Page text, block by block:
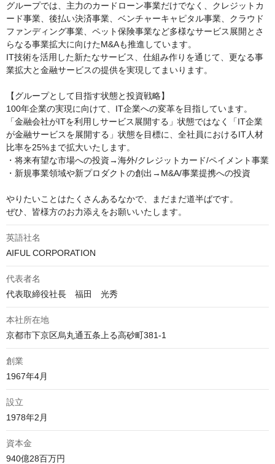
グループでは、主力のカードローン事業だけでなく、クレジットカ
ード事業、後払い決済事業、ベンチャーキャピタル事業、クラウド
ファンディング事業、ペット保険事業など多様なサービス展開とさ
らなる事業拡大に向けたM&Aも推進しています。
IT技術を活用した新たなサービス、仕組み作りを通じて、更なる事
業拡大と金融サービスの提供を実現してまいります。
【グループとして目指す状態と投資戦略】
100年企業の実現に向けて、IT企業への変革を目指しています。
「金融会社がITを利用しサービス展開する」状態ではなく「IT企業
が金融サービスを展開する」状態を目標に、全社員におけるIT人材
比率を25%まで拡大いたします。
・将来有望な市場への投資→海外/クレジットカード/ペイメント事業
・新規事業領域や新プロダクトの創出→M&A/事業提携への投資
やりたいことはたくさんあるなかで、まだまだ道半ばです。
ぜひ、皆様方のお力添えをお願いいたします。
英語社名
AIFUL CORPORATION
代表者名
代表取締役社長　福田　光秀
本社所在地
京都市下京区烏丸通五条上る高砂町381-1
創業
1967年4月
設立
1978年2月
資本金
940億28百万円